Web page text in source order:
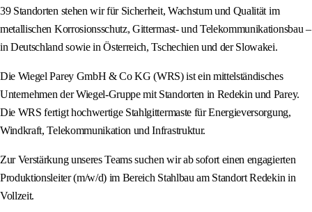
39 Standorten stehen wir für Sicherheit, Wachstum und Qualität im
metallischen Korrosionsschutz, Gittermast- und Telekommunikationsbau –
in Deutschland sowie in Österreich, Tschechien und der Slowakei.
Die Wiegel Parey GmbH & Co KG (WRS) ist ein mittelständisches
Unternehmen der Wiegel-Gruppe mit Standorten in Redekin und Parey.
Die WRS fertigt hochwertige Stahlgittermaste für Energieversorgung,
Windkraft, Telekommunikation und Infrastruktur.
Zur Verstärkung unseres Teams suchen wir ab sofort einen engagierten
Produktionsleiter (m/w/d) im Bereich Stahlbau am Standort Redekin in
Vollzeit.